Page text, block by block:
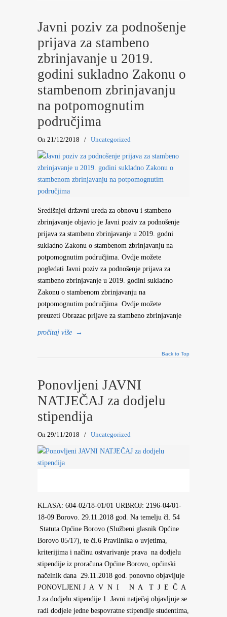
Javni poziv za podnošenje
prijava za stambeno
zbrinjavanje u 2019.
godini sukladno Zakonu o
stambenom zbrinjavanju
na potpomognutim
područjima
On 21/12/2018 / Uncategorized
Središnjei državni ureda za obnovu i stambeno
zbrinjavanje objavio je Javni poziv za podnošenje
prijava za stambeno zbrinjavanje u 2019. godni
sukladno Zakonu o stambenom zbrinjavanju na
potpomognutim područjima. Ovdje možete
pogledati Javni poziv za podnošenje prijava za
stambeno zbrinjavanje u 2019. godini sukladno
Zakonu o stambenom zbrinjavanju na
potpomognutim područjima Ovdje možete
preuzeti Obrazac prijave za stambeno zbrinjavanje
pročitaj više →
Back to Top
Ponovljeni JAVNI
NATJEČAJ za dodjelu
stipendija
On 29/11/2018 / Uncategorized
KLASA: 604-02/18-01/01 URBROJ: 2196-04/01-
18-09 Borovo. 29.11.2018 god. Na temelju čl. 54
Statuta Općine Borovo (Službeni glasnik Općine
Borovo 05/17), te čl.6 Pravilnika o uvjetima,
kriterijima i načinu ostvarivanje prava na dodjelu
stipendije iz proračuna Općine Borovo, općinski
načelnik dana 29.11.2018 god. ponovno objavljuje
PONOVLJENI J A V N I N A T J E Č A
J za dodjelu stipendije 1. Javni natječaj objavljuje se
radi dodjele jedne bespovratne stipendije studentima,